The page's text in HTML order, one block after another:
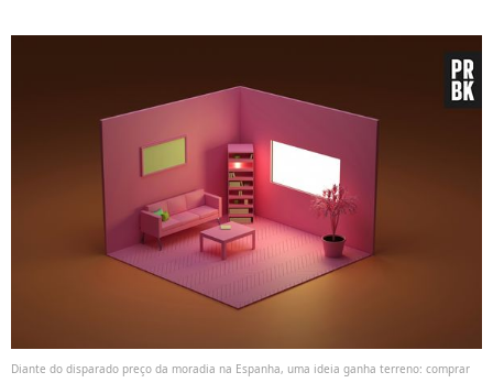
Diante do disparado preço da moradia na Espanha, uma ideia ganha terreno: comprar